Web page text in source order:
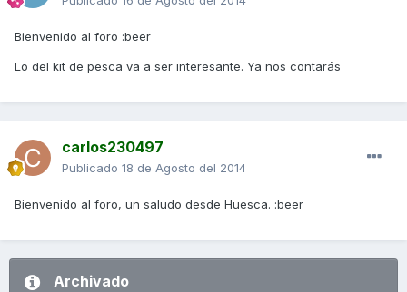
Bienvenido al foro :beer
Lo del kit de pesca va a ser interesante. Ya nos contarás
carlos230497
Publicado 18 de Agosto del 2014
Bienvenido al foro, un saludo desde Huesca. :beer
Archivado